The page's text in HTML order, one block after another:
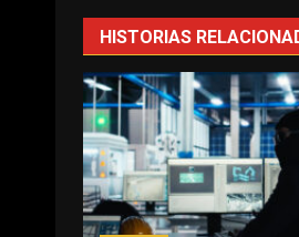
HISTORIAS